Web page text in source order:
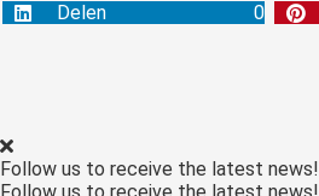
Delen
0
Follow us to receive the latest news!